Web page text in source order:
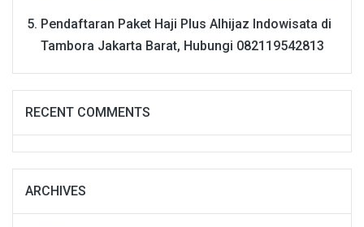
Pendaftaran Paket Haji Plus Alhijaz Indowisata di
Tambora Jakarta Barat, Hubungi 082119542813
RECENT COMMENTS
ARCHIVES